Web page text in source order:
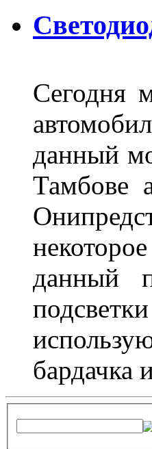
Сегодня
данный
Тамбове
данный
бардачка